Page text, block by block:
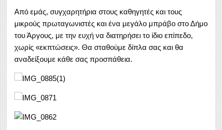
Από εμάς, συγχαρητήρια στους καθηγητές και τους
μικρούς πρωταγωνιστές και ένα μεγάλο μπράβο στο Δήμο
του Άργους, με την ευχή να διατηρήσει το ίδιο επίπεδο,
χωρίς «εκπτώσεις». Θα σταθούμε δίπλα σας και θα
αναδείξουμε κάθε σας προσπάθεια.